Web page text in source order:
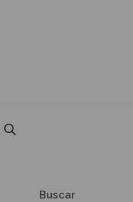
Buscar